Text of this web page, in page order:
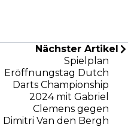
Nächster Artikel
Spielplan
Eröffnungstag Dutch
Darts Championship
2024 mit Gabriel
Clemens gegen
Dimitri Van den Bergh